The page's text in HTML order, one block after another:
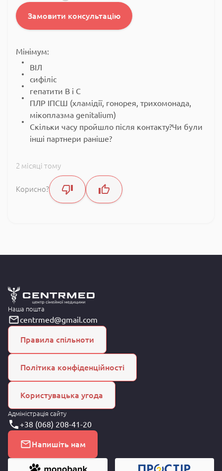
Замовити консультацію
Мінімум:
ВІЛ
сифіліс
гепатити B і C
ПЛР ІПСШ (хламідії, гонорея, трихомонада,
мікоплазма genitalium)
Скільки часу пройшло після контакту?Чи були
інші партнери раніше?
2 місяці тому
Корисно?
Наша пошта
centrmed@gmail.com
Правила спільноти
Політика конфіденційності
Користувацька угода
Адміністрація сайту
+38 (068) 208-41-20
Напишіть нам